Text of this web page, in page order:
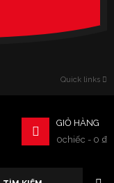
Quick links
GIỎ HÀNG
0chiếc - 0 ₫